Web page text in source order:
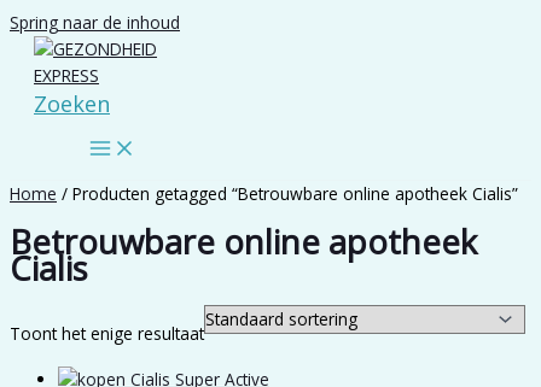
Spring naar de inhoud
Zoeken
Home / Producten getagged “Betrouwbare online apotheek Cialis”
Betrouwbare online apotheek
Cialis
Toont het enige resultaat